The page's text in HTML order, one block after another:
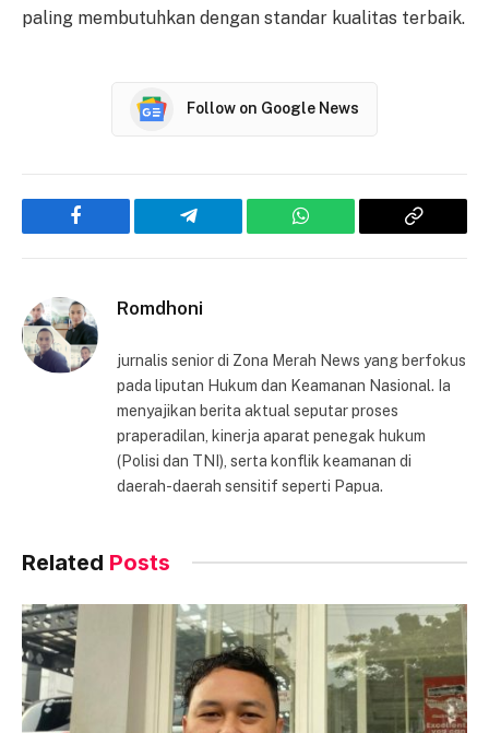
paling membutuhkan dengan standar kualitas terbaik.
Follow on Google News
Facebook Telegram WhatsApp
Copy
Romdhoni
jurnalis senior di Zona Merah News yang berfokus
pada liputan Hukum dan Keamanan Nasional. Ia
menyajikan berita aktual seputar proses
praperadilan, kinerja aparat penegak hukum
(Polisi dan TNI), serta konflik keamanan di
daerah-daerah sensitif seperti Papua.
Related Posts